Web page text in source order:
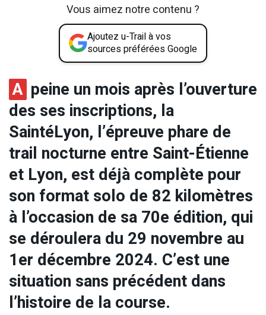
Vous aimez notre contenu ?
Ajoutez u-Trail à vos
sources préférées Google
A peine un mois après l’ouverture
des ses inscriptions, la
SaintéLyon, l’épreuve phare de
trail nocturne entre Saint-Étienne
et Lyon, est déjà complète pour
son format solo de 82 kilomètres
à l’occasion de sa 70e édition, qui
se déroulera du 29 novembre au
1er décembre 2024. C’est une
situation sans précédent dans
l’histoire de la course.